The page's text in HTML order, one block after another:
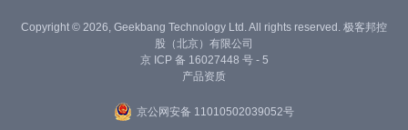
Copyright © 2026, Geekbang Technology Ltd. All rights reserved. 极客邦控
股（北京）有限公司
京 ICP 备 16027448 号 - 5
产品资质
京公网安备 11010502039052号